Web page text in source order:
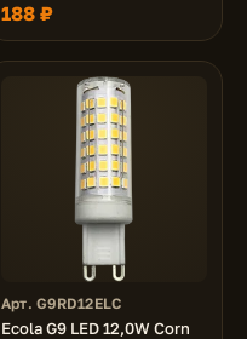
188 ₽
Арт. G9RD12ELC
Ecola G9 LED 12,0W Corn